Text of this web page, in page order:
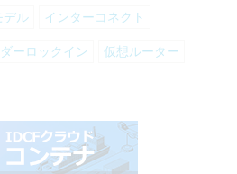
デル インターコネクト
ーロックイン 仮想ルーター